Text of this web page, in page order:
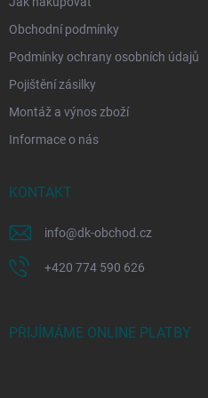
Obchodní podmínky
Podmínky ochrany osobních údajů
Pojištění zásilky
Montáž a výnos zboží
Informace o nás
KONTAKT
info@dk-obchod.cz
+420 774 590 626
PŘIJÍMÁME ONLINE PLATBY